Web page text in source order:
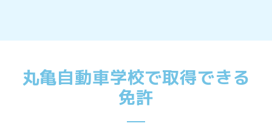
丸亀自動車学校で取得できる
免許